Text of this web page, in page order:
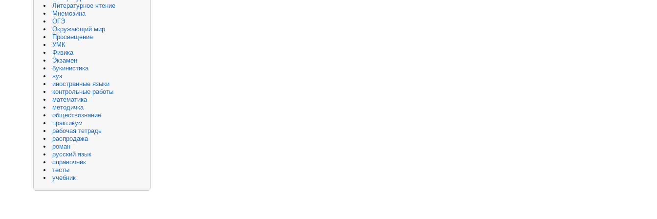
Литературное чтение
Мнемозина
ОГЭ
Окружающий мир
Просвещение
УМК
Физика
Экзамен
букинистика
вуз
иностранные языки
контрольные работы
математика
методичка
обществознание
практикум
рабочая тетрадь
распродажа
роман
русский язык
справочник
тесты
учебник